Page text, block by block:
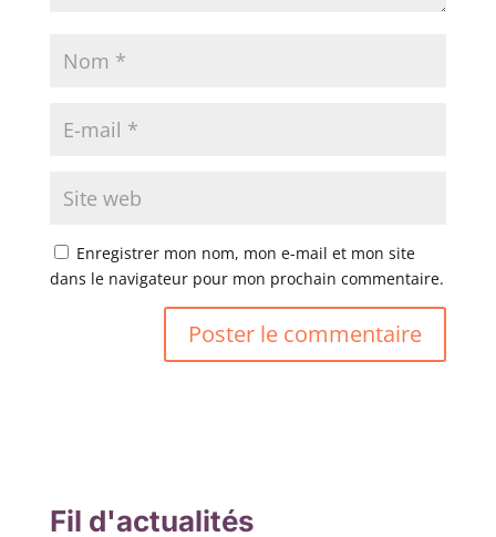
Enregistrer mon nom, mon e-mail et mon site
dans le navigateur pour mon prochain commentaire.
Fil d'actualités